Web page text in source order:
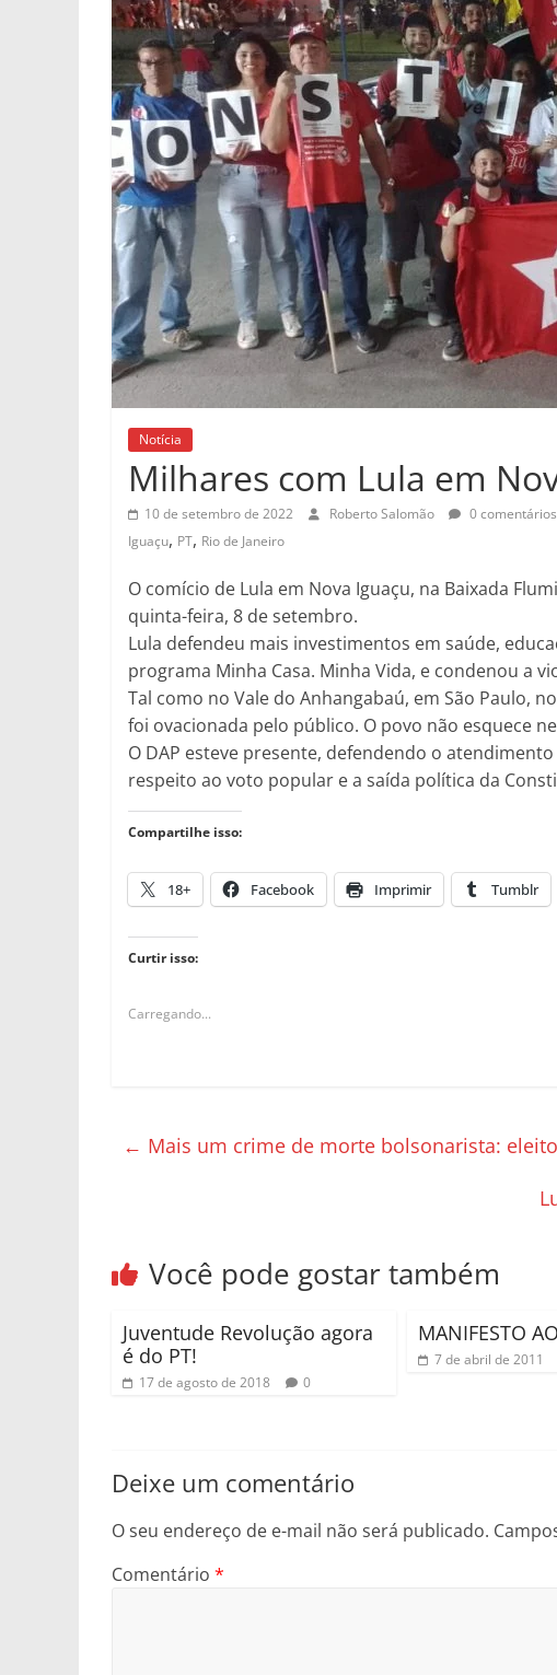
Notícia
Milhares com Lula em
10 de setembro de 2022 Roberto Salomão 0 comentários
Iguaçu, PT, Rio de Janeiro
O comício de Lula em Nova Iguaçu, na Baixada
quinta-feira, 8 de setembro.
Lula defendeu mais investimentos em saúde,
programa Minha Casa. Minha Vida, e condenou a
Tal como no Vale do Anhangabaú, em São Paulo,
foi ovacionada pelo público. O povo não esquece
O DAP esteve presente, defendendo o
respeito ao voto popular e a saída política da
Compartilhe isso:
18+ Facebook Imprimir Tumblr
Curtir isso:
Carregando...
← Mais um crime de morte bolsonarista:
Você pode gostar também
Juventude Revolução agora
é do PT!
17 de agosto de 2018 0
MANIFESTO
7 de abril de 2011
Deixe um comentário
O seu endereço de e-mail não será publicado.
Comentário *